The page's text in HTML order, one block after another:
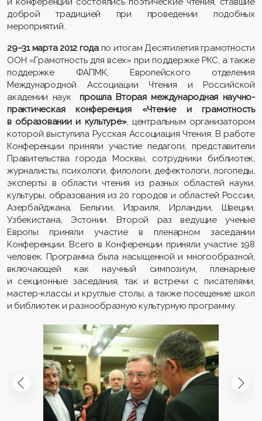
доброй традицией при проведении подобных
мероприятий.
29–31 марта 2012 года по итогам Десятилетия грамотности
ООН «Грамотность для всех» при поддержке РКС, а также
поддержке ФАПМК, Европейского отделения
Международной Ассоциации Чтения и Российской
академии наук
прошла Вторая международная научно-
практическая конференция «Чтение и грамотность
в образовании и культуре», центральным организатором
которой выступила Русская Ассоциация Чтения. В работе
Конференции приняли участие педагоги, представители
Правительства города Москвы, сотрудники библиотек,
журналисты, психологи, филологи, дефектологи, логопеды,
эксперты в области чтения из разных областей науки,
культуры, образования из 20 городов и областей России,
Азербайджана, Бельгии, Израиля, Ирландии, Швеции,
Узбекистана, Эстонии. Второй раз ведущие ученые
Европы приняли участие в пленарном заседании
Конференции. Всего в Конференции приняли участие 198
человек. Программа была насыщенной и многообразной,
включающей как научный симпозиум, пленарные
и секционные заседания, так и встречи с писателями,
мастер-классы и круглые столы, а также посещение школ
и библиотек и разнообразную культурную программу.